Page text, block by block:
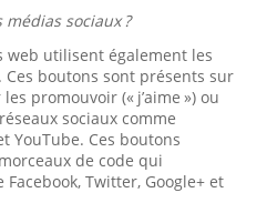
sociaux ?
web utilisent également les
boutons sont présents sur
promouvoir (« j’aime ») ou
sociaux comme
YouTube. Ces boutons
de code qui
Twitter, Google+ et